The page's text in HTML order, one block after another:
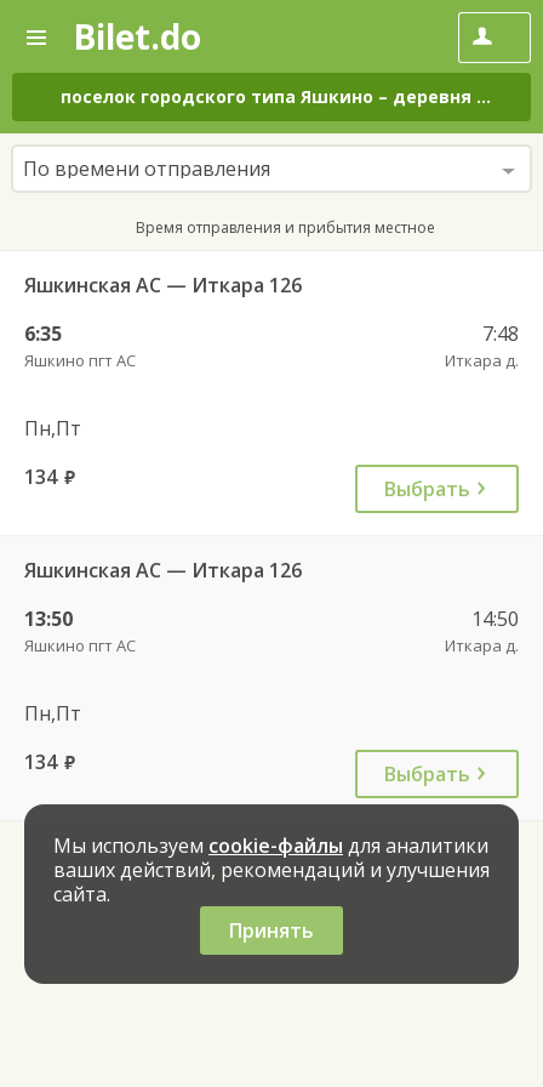
—
Поиск
и
покупка
билетов
на
автобус
онлайн
Bilet.do
поселок городского типа Яшкино – деревня Иткара
По времени отправления
Время отправления и прибытия местное
Яшкинская АС — Иткара 126
6:35
Яшкино пгт АС
7:48
Иткара д.
Пн,Пт
134 руб. Выбрать
Яшкинская АС — Иткара 126
13:50
Яшкино пгт АС
14:50
Иткара д.
Пн,Пт
134 руб. Выбрать
Мы используем cookie-файлы для аналитики
ваших действий, рекомендаций и улучшения
сайта.
Принять